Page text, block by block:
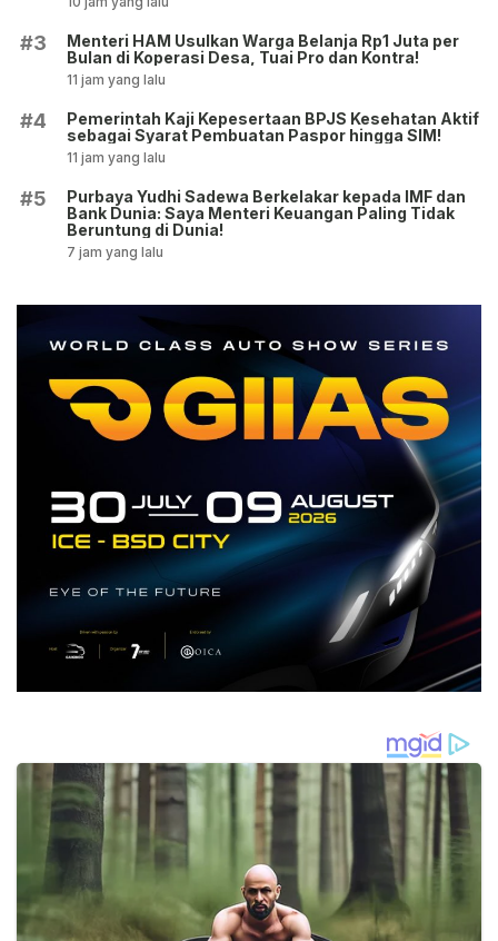
#3
Menteri HAM Usulkan Warga Belanja Rp1 Juta per
Bulan di Koperasi Desa, Tuai Pro dan Kontra!
11 jam yang lalu
#4
Pemerintah Kaji Kepesertaan BPJS Kesehatan Aktif
sebagai Syarat Pembuatan Paspor hingga SIM!
11 jam yang lalu
#5
Purbaya Yudhi Sadewa Berkelakar kepada IMF dan
Bank Dunia: Saya Menteri Keuangan Paling Tidak
Beruntung di Dunia!
7 jam yang lalu